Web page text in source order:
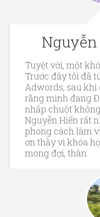
Tuyệt vời, một
Trước đây tôi đã
Adwords, sau khi
rằng mình đang
nhấp chuột
Nguyễn Hiển rất
phong cách làm
ơn thầy vì khóa
mong đợi, thân.